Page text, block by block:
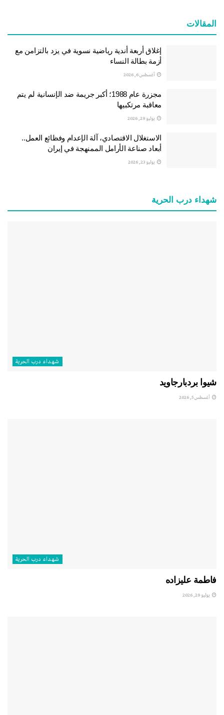
المقالات
إغلاق أربعة أندية رياضية نسوية في يزد بالتزامن مع
أزمة بطالة النساء
أغسطس 6, 2026
مجزرة عام 1988؛ أكبر جريمة ضد الإنسانية لم يتم
معاقبة مرتكبيها
يوليو 29, 2026
الاستغلال الاقتصادي، آلة الإعدام وفظائع العمل..
أبعاد صناعة الأرامل الممنهجة في إيران
يوليو 23, 2026
شهداء درب الحرية
شهداء درب الحرية
شيوا بردبارجاويد
أغسطس 5, 2026
شهداء درب الحرية
فاطمة عليزاده
يوليو 29, 2026